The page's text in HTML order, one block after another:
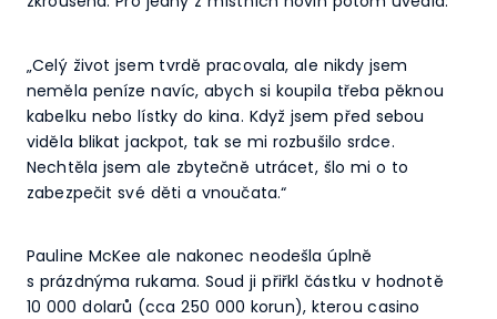
„Celý život jsem tvrdě pracovala, ale nikdy jsem
neměla peníze navíc, abych si koupila třeba pěknou
kabelku nebo lístky do kina. Když jsem před sebou
viděla blikat jackpot, tak se mi rozbušilo srdce.
Nechtěla jsem ale zbytečně utrácet, šlo mi o to
zabezpečit své děti a vnoučata.“
Pauline McKee ale nakonec neodešla úplně
s prázdnýma rukama. Soud ji přiřkl částku v hodnotě
10 000 dolarů (cca 250 000 korun), kterou casino